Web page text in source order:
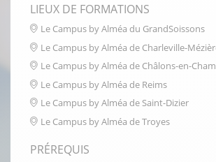
LIEUX DE FORMATIONS
Le Campus by Alméa du GrandSoissons
Le Campus by Alméa de Charleville-
Le Campus by Alméa de Châlons-en-
Le Campus by Alméa de Reims
Le Campus by Alméa de Saint-Dizier
Le Campus by Alméa de Troyes
PRÉREQUIS